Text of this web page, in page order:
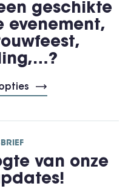
geschikte
evenement,
van onze